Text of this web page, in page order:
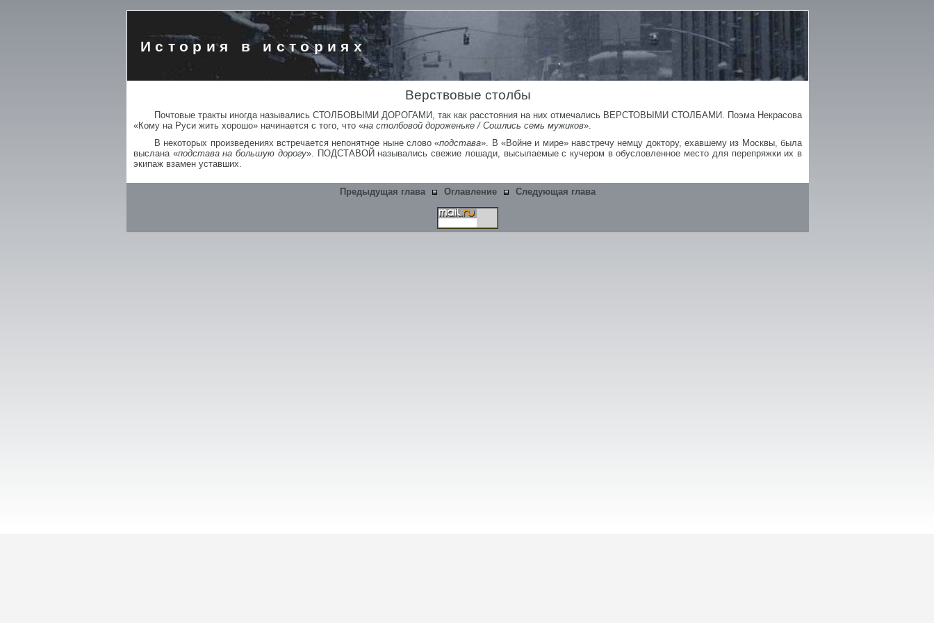
История в историях
Верствовые столбы
Почтовые тракты иногда назывались СТОЛБОВЫМИ ДОРОГАМИ, так как расстояния на них отмечались ВЕРСТОВЫМИ СТОЛБАМИ. Поэма Некрасова
«Кому на Руси жить хорошо» начинается с того, что «на столбовой дороженьке / Сошлись семь мужиков».
В некоторых произведениях встречается непонятное ныне слово «подстава». В «Войне и мире» навстречу немцу доктору, ехавшему из Москвы, была
выслана «подстава на большую дорогу». ПОДСТАВОЙ назывались свежие лошади, высылаемые с кучером в обусловленное место для перепряжки их в
экипаж взамен уставших.
Предыдущая глава Оглавление Следующая глава